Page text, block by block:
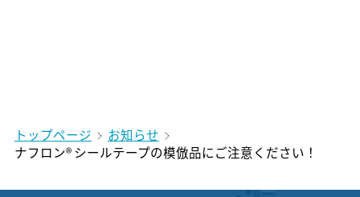
トップページ
お知らせ
ナフロン® シールテープの模倣品にご注意ください！